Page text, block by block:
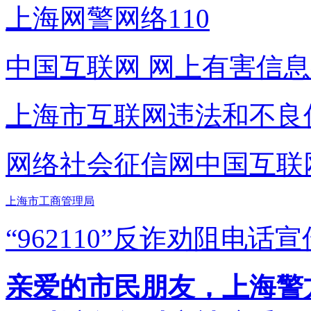
上海网警网络110
中国互联网 网上有害信
上海市互联网违法和不
网络社会征信网 中国互
上海市工商管理局
“962110”反诈劝阻电话宣
亲爱的市民朋友，上海